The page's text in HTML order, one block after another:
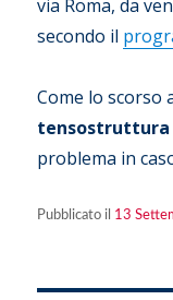
via Roma, da
secondo il
Come lo scorso
tensostruttura
problema in
Pubblicato il 13